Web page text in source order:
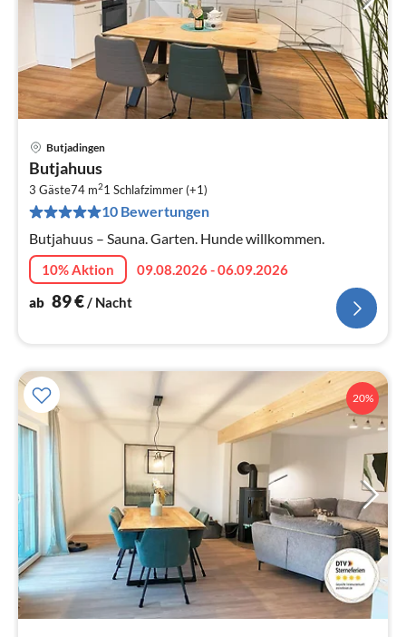
Butjadingen
Butjahuus
3 Gäste74 m21 Schlafzimmer (+1)
10 Bewertungen
Butjahuus – Sauna. Garten. Hunde willkommen.
10% Aktion
09.08.2026 - 06.09.2026
ab 89€/ Nacht
20%